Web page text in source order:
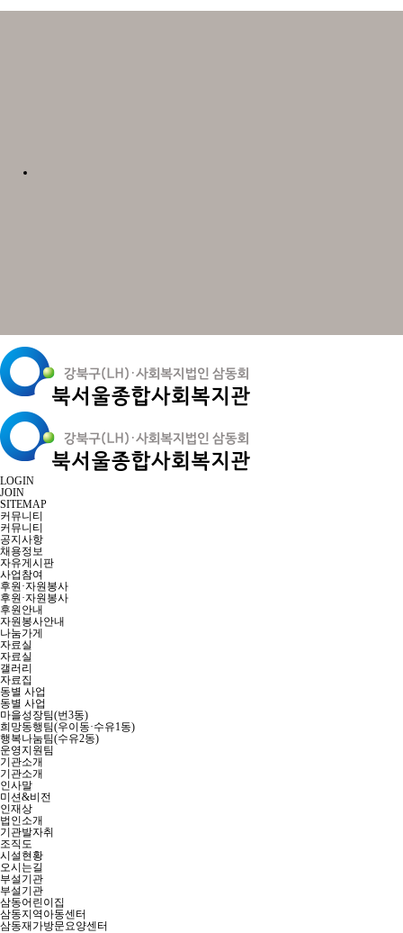
LOGIN
JOIN
SITEMAP
커뮤니티
커뮤니티
공지사항
채용정보
자유게시판
사업참여
후원·자원봉사
후원·자원봉사
후원안내
자원봉사안내
나눔가게
자료실
자료실
갤러리
자료집
동별 사업
동별 사업
마을성장팀(번3동)
희망동행팀(우이동·수유1동)
행복나눔팀(수유2동)
운영지원팀
기관소개
기관소개
인사말
미션&비전
인재상
법인소개
기관발자취
조직도
시설현황
오시는길
부설기관
부설기관
삼동어린이집
삼동지역아동센터
삼동재가방문요양센터